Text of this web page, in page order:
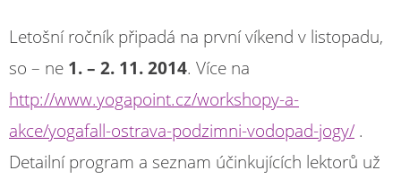
Letošní ročník připadá na první víkend v listopadu,
so – ne 1. – 2. 11. 2014. Více na
http://www.yogapoint.cz/workshopy-a-
akce/yogafall-ostrava-podzimni-vodopad-jogy/ .
Detailní program a seznam účinkujících lektorů už